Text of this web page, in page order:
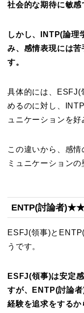
社会的な期待に敏感
しかし、INTP(論理
み、感情表現には
す。
具体的には、ESFJ(
めるのに対し、
ュニケーションを好
この違いから、感
ミュニケーション
ENTP(討論者
ESFJ(領事)と
うです。
ESFJ(領事)は安定
すが、ENTP(討論
経験を追求をするか